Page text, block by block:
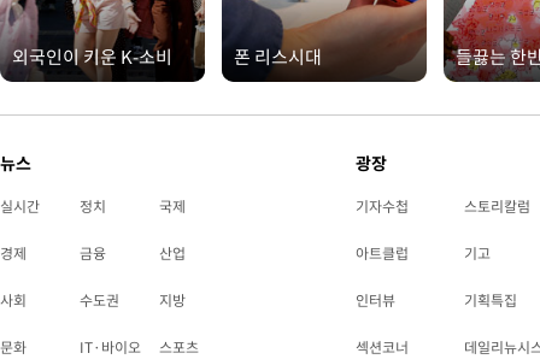
외국인이 키운 K-소비 폰 리스시대 들끓는 한
뉴스
실시간 정치 국제
경제 금융 산업
사회 수도권 지방
문화 IT·바이오 스포츠
광장
기자수첩 스토리칼럼
아트클럽 기고
인터뷰 기획특집
섹션코너 데일리뉴시